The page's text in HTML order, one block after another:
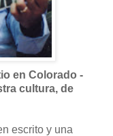
en Colorado -
cultura, de
escrito y una